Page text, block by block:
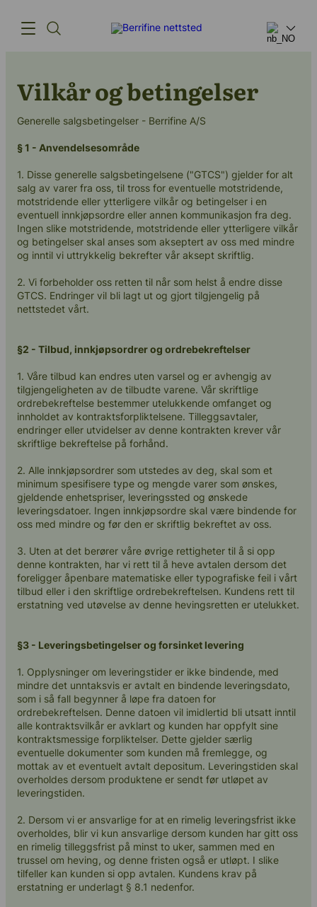
Produkter
Innovasjon
Forsyningskjeden
Vår historie
(+45) 57 67 50 05
info@berrifine.com
Vilkår og betingelser
Generelle salgsbetingelser - Berrifine A/S
§ 1 - Anvendelsesområde
1. Disse generelle salgsbetingelsene ("GTCS") gjelder for alt
salg av varer fra oss, til tross for eventuelle motstridende,
motstridende eller ytterligere vilkår og betingelser i en
eventuell innkjøpsordre eller annen kommunikasjon fra deg.
Ingen slike motstridende, motstridende eller ytterligere vilkår
og betingelser skal anses som akseptert av oss med mindre
og inntil vi uttrykkelig bekrefter vår aksept skriftlig.
2. Vi forbeholder oss retten til når som helst å endre disse
GTCS. Endringer vil bli lagt ut og gjort tilgjengelig på
nettstedet vårt.
§2 - Tilbud, innkjøpsordrer og ordrebekreftelser
1. Våre tilbud kan endres uten varsel og er avhengig av
tilgjengeligheten av de tilbudte varene. Vår skriftlige
ordrebekreftelse bestemmer utelukkende omfanget og
innholdet av kontraktsforpliktelsene. Tilleggsavtaler,
endringer eller utvidelser av denne kontrakten krever vår
skriftlige bekreftelse på forhånd.
2. Alle innkjøpsordrer som utstedes av deg, skal som et
minimum spesifisere type og mengde varer som ønskes,
gjeldende enhetspriser, leveringssted og ønskede
leveringsdatoer. Ingen innkjøpsordre skal være bindende for
oss med mindre og før den er skriftlig bekreftet av oss.
3. Uten at det berører våre øvrige rettigheter til å si opp
denne kontrakten, har vi rett til å heve avtalen dersom det
foreligger åpenbare matematiske eller typografiske feil i vårt
tilbud eller i den skriftlige ordrebekreftelsen. Kundens rett til
erstatning ved utøvelse av denne hevingsretten er utelukket.
§3 - Leveringsbetingelser og forsinket levering
1. Opplysninger om leveringstider er ikke bindende, med
mindre det unntaksvis er avtalt en bindende leveringsdato,
som i så fall begynner å løpe fra datoen for
ordrebekreftelsen. Denne datoen vil imidlertid bli utsatt inntil
alle kontraktsvilkår er avklart og kunden har oppfylt sine
kontraktsmessige forpliktelser. Dette gjelder særlig
eventuelle dokumenter som kunden må fremlegge, og
mottak av et eventuelt avtalt depositum. Leveringstiden skal
overholdes dersom produktene er sendt før utløpet av
leveringstiden.
2. Dersom vi er ansvarlige for at en rimelig leveringsfrist ikke
overholdes, blir vi kun ansvarlige dersom kunden har gitt oss
en rimelig tilleggsfrist på minst to uker, sammen med en
trussel om heving, og denne fristen også er utløpt. I slike
tilfeller kan kunden si opp avtalen. Kundens krav på
erstatning er underlagt § 8.1 nedenfor.